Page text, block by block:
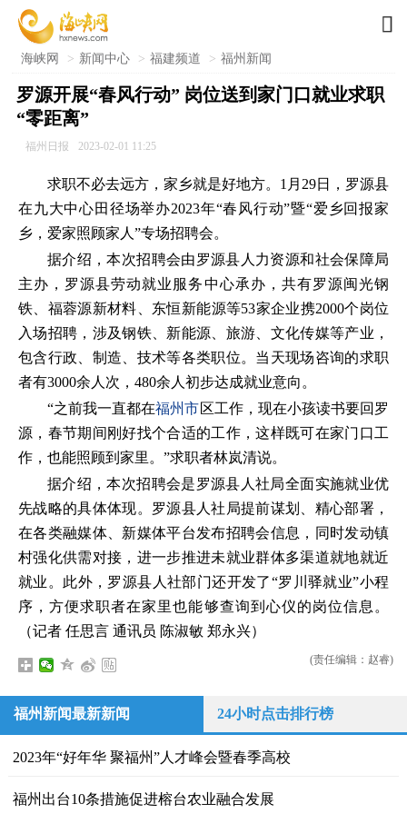

海峡网 > 新闻中心 > 福建频道 > 福州新闻
罗源开展“春风行动” 岗位送到家门口就业求职
“零距离”
福州日报 2023-02-01 11:25
求职不必去远方，家乡就是好地方。1月29日，罗源县
在九大中心田径场举办2023年“春风行动”暨“爱乡回报家
乡，爱家照顾家人”专场招聘会。
据介绍，本次招聘会由罗源县人力资源和社会保障局
主办，罗源县劳动就业服务中心承办，共有罗源闽光钢
铁、福蓉源新材料、东恒新能源等53家企业携2000个岗位
入场招聘，涉及钢铁、新能源、旅游、文化传媒等产业，
包含行政、制造、技术等各类职位。当天现场咨询的求职
者有3000余人次，480余人初步达成就业意向。
“之前我一直都在福州市区工作，现在小孩读书要回罗
源，春节期间刚好找个合适的工作，这样既可在家门口工
作，也能照顾到家里。”求职者林岚清说。
据介绍，本次招聘会是罗源县人社局全面实施就业优
先战略的具体体现。罗源县人社局提前谋划、精心部署，
在各类融媒体、新媒体平台发布招聘会信息，同时发动镇
村强化供需对接，进一步推进未就业群体多渠道就地就近
就业。此外，罗源县人社部门还开发了“罗川驿就业”小程
序，方便求职者在家里也能够查询到心仪的岗位信息。
（记者 任思言 通讯员 陈淑敏 郑永兴）
(责任编辑：赵睿)
福州新闻最新新闻 24小时点击排行榜
2023年“好年华 聚福州”人才峰会暨春季高校
福州出台10条措施促进榕台农业融合发展